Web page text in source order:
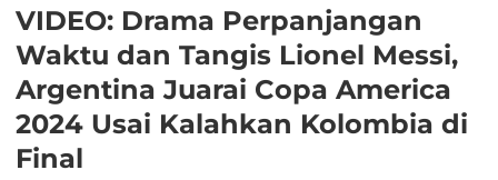
VIDEO: Drama Perpanjangan
Waktu dan Tangis Lionel Messi,
Argentina Juarai Copa America
2024 Usai Kalahkan Kolombia di
Final